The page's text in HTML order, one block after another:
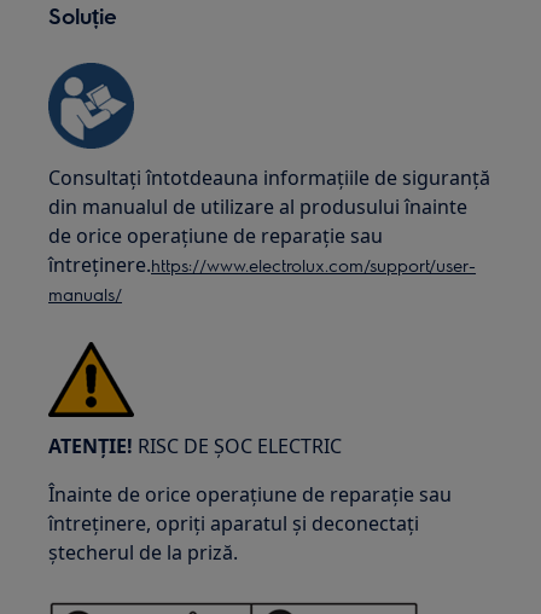
Soluție
Consultați întotdeauna informațiile de siguranță
din manualul de utilizare al produsului înainte
de orice operațiune de reparație sau
întreținere.https://www.electrolux.com/support/user-
manuals/
ATENȚIE! RISC DE ȘOC ELECTRIC
Înainte de orice operațiune de reparație sau
întreținere, opriți aparatul și deconectați
ștecherul de la priză.